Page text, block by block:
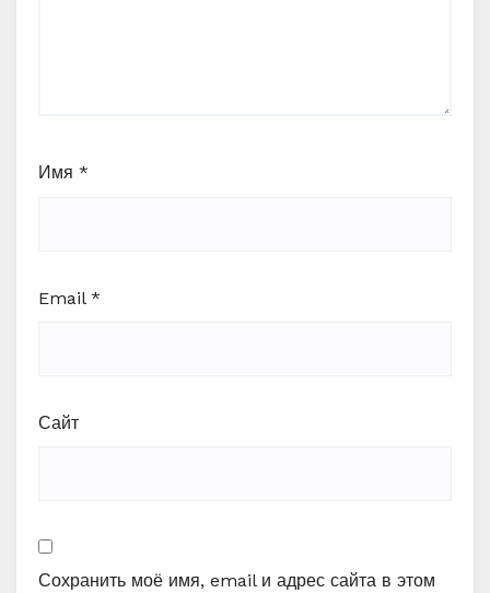
Имя *
Email *
Сайт
Сохранить моё имя, email и адрес сайта в этом